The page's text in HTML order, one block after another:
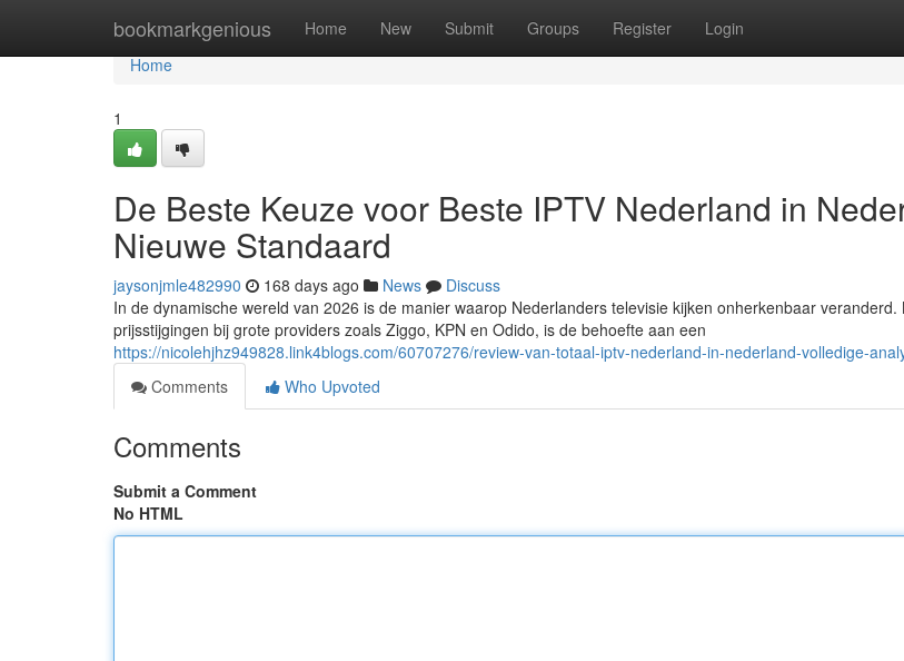
bookmarkgenious Home New Submit Groups Register Login
Home
Home
1
De Beste Keuze voor Beste IPTV Nederland in
Nieuwe Standaard
jaysonjmle482990 168 days ago News
Discuss
In de dynamische wereld van 2026 is de manier waarop Nederlanders televisie kijken onherkenbaar
prijsstijgingen bij grote providers zoals Ziggo, KPN en Odido, is de behoefte aan een
https://nicolehjhz949828.link4blogs.com/60707276/review-van-totaal-iptv-nederland-in-nederland-volledige-
Comments
Who Upvoted
Comments
Submit a Comment
No HTML